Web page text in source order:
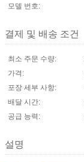
모델 번호:
결제 및 배송 조건
최소 주문 수량:
가격:
포장 세부 사항:
배달 시간:
공급 능력:
설명